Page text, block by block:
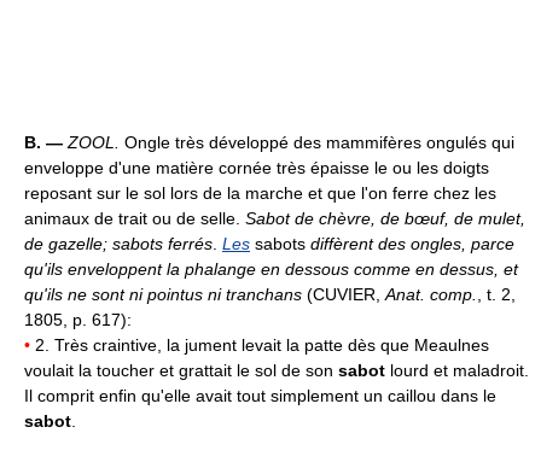
B. — ZOOL. Ongle très développé des mammifères ongulés qui
enveloppe d'une matière cornée très épaisse le ou les doigts
reposant sur le sol lors de la marche et que l'on ferre chez les
animaux de trait ou de selle. Sabot de chèvre, de bœuf, de mulet,
de gazelle; sabots ferrés Les sabots diffèrent des ongles, parce
qu'ils enveloppent la phalange en dessous comme en dessus, et
qu'ils ne sont ni pointus ni tranchans (CUVIER, Anat. comp.
, t. 2,
1805, p. 617):
• 2. Très craintive, la jument levait la patte dès que Meaulnes
voulait la toucher et grattait le sol de son sabot lourd et maladroit.
Il comprit enfin qu'elle avait tout simplement un caillou dans le
sabot